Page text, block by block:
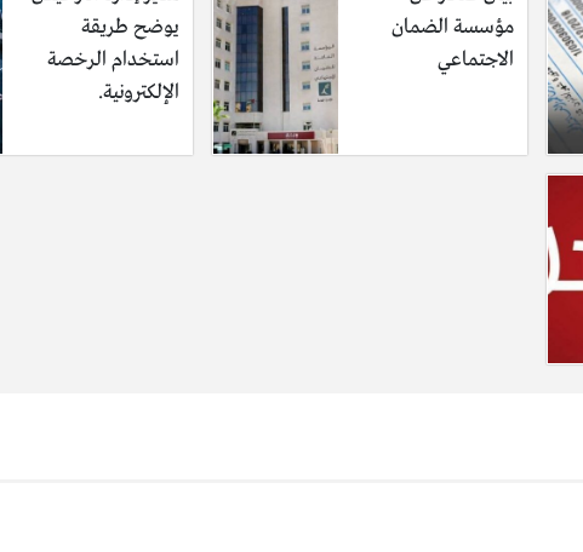
مؤسسة الضمان
الاجتماعي
يوضح طريقة
استخدام الرخصة
الإلكترونية.